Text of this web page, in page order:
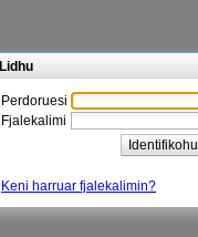
Lidhu
Perdoruesi
Fjalekalimi
Identifikohu
Keni harruar fjalekalimin?